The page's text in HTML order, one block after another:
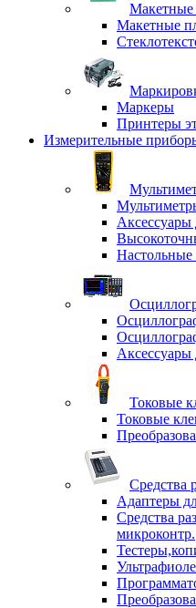
Макетные
Макетные
Маркеры
Принтеры
Измерительные
Аксессуары
Настольные
Аксессуары
Токовые
Токовые
Средства
Адаптеры
Средства
микроконтр.